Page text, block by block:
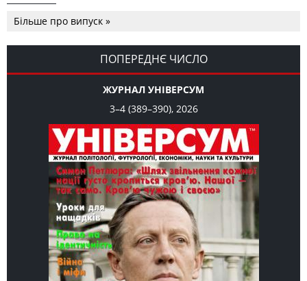
Романчука
СЛОВО РЕДАКЦІЙНЕ Олег К. Романчук Журавель і синиця
як уособлення української політстратегії й тактики
Більше про випуск »
ПОПЕРЕДНЄ ЧИСЛО
ЖУРНАЛ УНІВЕРСУМ
3–4 (389–390), 2026